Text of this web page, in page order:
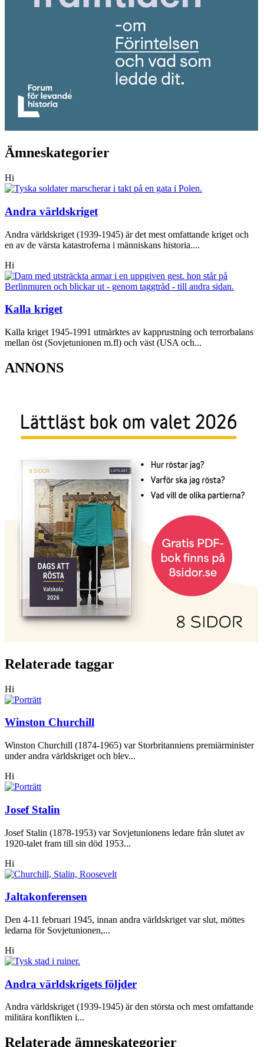
Ämneskategorier
Hi
Andra världskriget
Andra världskriget (1939-1945) är det mest omfattande kriget och
en av de värsta katastroferna i människans historia....
Hi
Kalla kriget
Kalla kriget 1945-1991 utmärktes av kapprustning och terrorbalans
mellan öst (Sovjetunionen m.fl) och väst (USA och...
ANNONS
Relaterade taggar
Hi
Winston Churchill
Winston Churchill (1874-1965) var Storbritanniens premiärminister
under andra världskriget och blev...
Hi
Josef Stalin
Josef Stalin (1878-1953) var Sovjetunionens ledare från slutet av
1920-talet fram till sin död 1953...
Hi
Jaltakonferensen
Den 4-11 februari 1945, innan andra världskriget var slut, möttes
ledarna för Sovjetunionen,...
Hi
Andra världskrigets följder
Andra världskriget (1939-1945) är den största och mest omfattande
militära konflikten i...
Relaterade ämneskategorier